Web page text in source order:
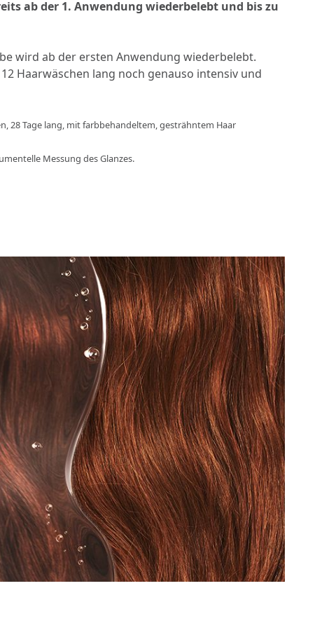
ab der 1. Anwendung wiederbelebt und bis zu
wird ab der ersten Anwendung wiederbelebt.
Haarwäschen lang noch genauso intensiv und
28 Tage lang, mit farbbehandeltem, gesträhntem Haar
Messung des Glanzes.